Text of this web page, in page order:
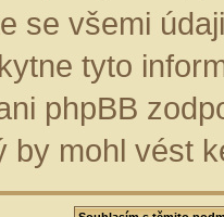
se všemi
tyto
phpBB
by mohl vést